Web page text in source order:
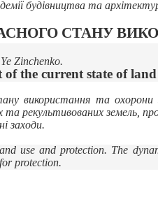
будівництва та
СТАНУ
Zinchenko.
of the current state of
використання та охорони
рекультивованих земель,
заходи.
use and protection. The
protection.